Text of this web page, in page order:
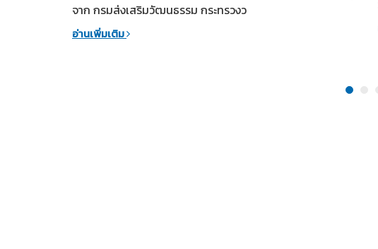
จาก กรมส่งเสริมวัฒนธรรม กระทรวงว
อ่านเพิ่มเติม